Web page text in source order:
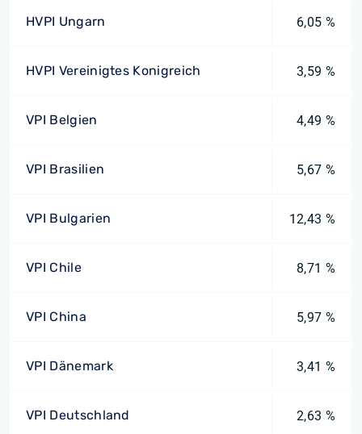
HVPI Ungarn 6,05 %
HVPI Vereinigtes Konigreich 3,59 %
VPI Belgien 4,49 %
VPI Brasilien 5,67 %
VPI Bulgarien 12,43 %
VPI Chile 8,71 %
VPI China 5,97 %
VPI Dänemark 3,41 %
VPI Deutschland 2,63 %